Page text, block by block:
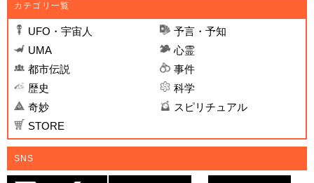
カテゴリ一覧
UFO・宇宙人
予言・予知
UMA
心霊
都市伝説
事件
歴史
科学
奇妙
スピリチュアル
STORE
SNS